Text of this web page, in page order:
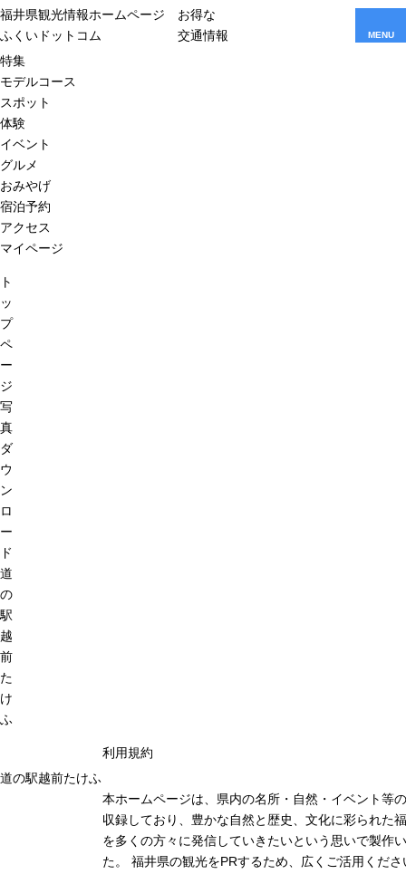
福井県観光情報ホームページ
ふくいドットコム
お得な
交通情報
MENU
特集
モデルコース
スポット
体験
イベント
グルメ
おみやげ
宿泊予約
アクセス
マイページ
ト
ッ
プ
ペ
ー
ジ
写
真
ダ
ウ
ン
ロ
ー
ド
道
の
駅
越
前
た
け
ふ
道の駅越前たけふ
利用規約
本ホームページは、県内の名所・自然・イベント等
収録しており、豊かな自然と歴史、文化に彩られた
を多くの方々に発信していきたいという思いで製作
た。 福井県の観光をPRするため、広くご活用くださ